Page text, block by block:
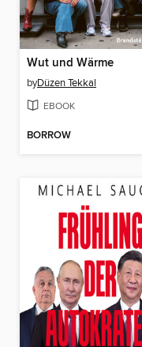
Wut und Wärme
byDüzen Tekkal
EBOOK
BORROW